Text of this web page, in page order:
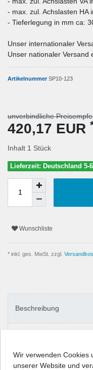
- max. zul. Achslasten HA
- Tieferlegung in mm ca:
Unser internationaler
Unser nationaler Versand
ArtikelnummerSP10-123
unverbindliche
420,17 EUR
Inhalt 1 Stück
Lieferzeit: Deutschland 5-
Wunschliste
* inkl. ges. MwSt. zzgl.
Beschreibung
Angaben
Wir verwenden Cookies
unserer Website und